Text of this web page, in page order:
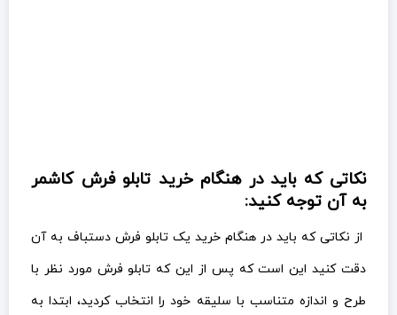
نکاتی که باید در هنگام خرید تابلو فرش کاشمر
به آن توجه کنید:
از نکاتی که باید در هنگام خرید یک تابلو فرش دستباف به آن
دقت کنید این است که پس از این که تابلو فرش مورد نظر با
طرح و اندازه متناسب با سلیقه خود را انتخاب کردید، ابتدا به